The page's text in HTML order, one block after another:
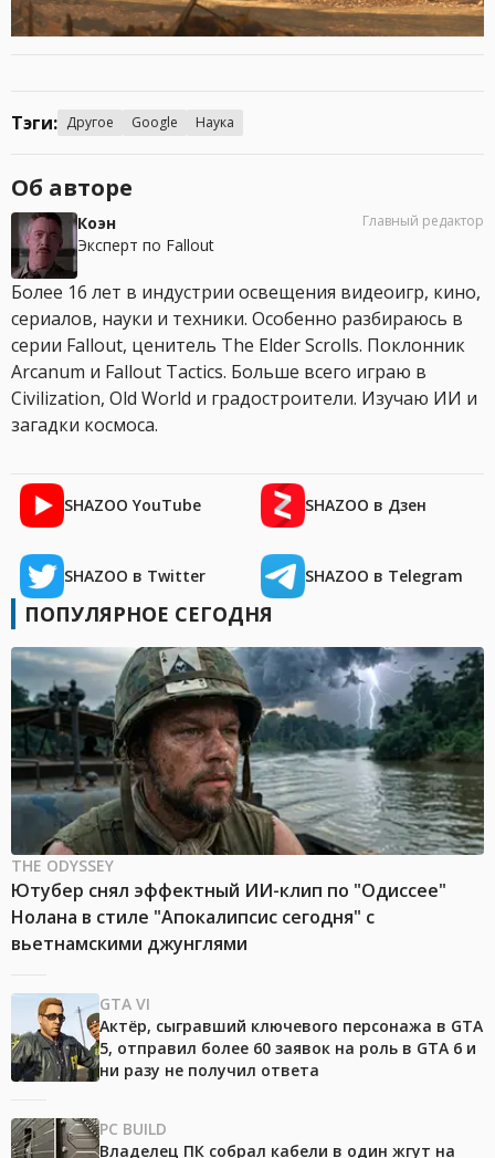
Тэги: Другое Google Наука
Об авторе
Коэн
Эксперт по Fallout
Главный редактор
Более 16 лет в индустрии освещения видеоигр, кино,
сериалов, науки и техники. Особенно разбираюсь в
серии Fallout, ценитель The Elder Scrolls. Поклонник
Arcanum и Fallout Tactics. Больше всего играю в
Civilization, Old World и градостроители. Изучаю ИИ и
загадки космоса.
SHAZOO YouTube SHAZOO в Дзен
SHAZOO в Twitter SHAZOO в Telegram
ПОПУЛЯРНОЕ СЕГОДНЯ
THE ODYSSEY
Ютубер снял эффектный ИИ-клип по "Одиссее"
Нолана в стиле "Апокалипсис сегодня" с
вьетнамскими джунглями
GTA VI
Актёр, сыгравший ключевого персонажа в GTA
5, отправил более 60 заявок на роль в GTA 6 и
ни разу не получил ответа
PC BUILD
Владелец ПК собрал кабели в один жгут на